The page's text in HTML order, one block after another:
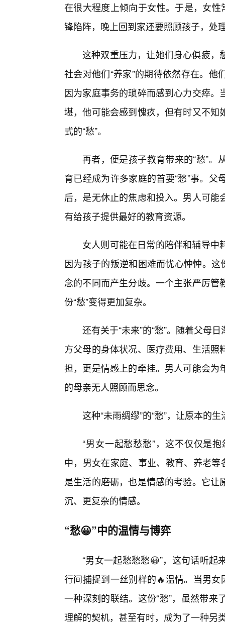
在很大程度上倾向于女性。于是，女
锋陷阵，晚上回到家还要照顾孩子，处
这种双重压力，让她们身心俱疲，
社会对他们“养家”的期待依然存在。
因为家庭事务的琐碎而感到心力交瘁
堪，他可能会感到愧疚，但有时又不
式的“愁”。
再者，便是孩子教育带来的“愁”
育已经成为许多家庭的首要“愁”事。
后，是无休止的焦虑和投入。男人可
有给孩子提供最好的教育资源。
女人则可能在日常的陪伴和辅导
因为孩子的叛逆和困难而忧心忡忡。
念的不同而产生分歧。一个主张严厉
份“愁”变得更加复杂。
还有关于“未来”的“愁”。随着父母
方父母的身体状况、医疗费用、生活
担，更是情感上的牵挂。男人可能会
的母亲无人照顾而思念。
这种“未雨绸缪”的“愁”，让原本的
“男女一起愁愁愁”，这不仅仅是
中，男女在家庭、事业、教育、养老
是生活的磨砺，也是情感的考验。它
沉、更复杂的情感。
“愁😀”中的温情与博弈
“男女一起愁愁愁😀”，这句话听
行间捕捉到一丝别样的🔥温情。当男
一种深刻的联结。这份“愁”，虽然带
理解的契机，甚至有时，成为了一种另